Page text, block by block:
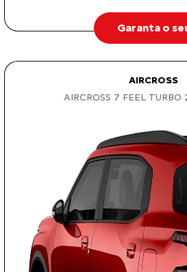
Garanta o
AIRCROSS
AIRCROSS 7 FEEL